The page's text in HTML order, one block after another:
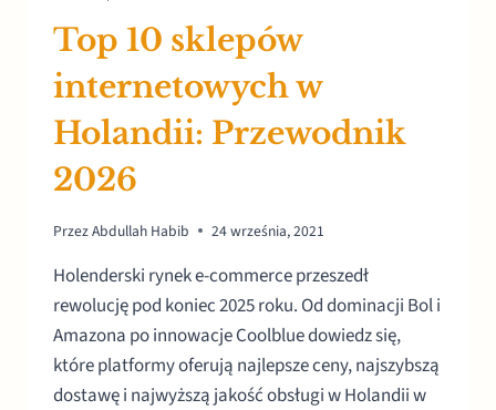
Top 10 sklepów
internetowych w
Holandii: Przewodnik
2026
PrzezAbdullah Habib 24 września, 2021
Holenderski rynek e-commerce przeszedł
rewolucję pod koniec 2025 roku. Od dominacji Bol i
Amazona po innowacje Coolblue dowiedz się,
które platformy oferują najlepsze ceny, najszybszą
dostawę i najwyższą jakość obsługi w Holandii w